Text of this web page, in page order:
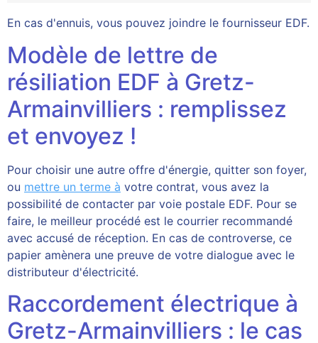
En cas d'ennuis, vous pouvez joindre le fournisseur EDF.
Modèle de lettre de
résiliation EDF à Gretz-
Armainvilliers : remplissez
et envoyez !
Pour choisir une autre offre d'énergie, quitter son foyer,
ou mettre un terme à votre contrat, vous avez la
possibilité de contacter par voie postale EDF. Pour se
faire, le meilleur procédé est le courrier recommandé
avec accusé de réception. En cas de controverse, ce
papier amènera une preuve de votre dialogue avec le
distributeur d'électricité.
Raccordement électrique à
Gretz-Armainvilliers : le cas